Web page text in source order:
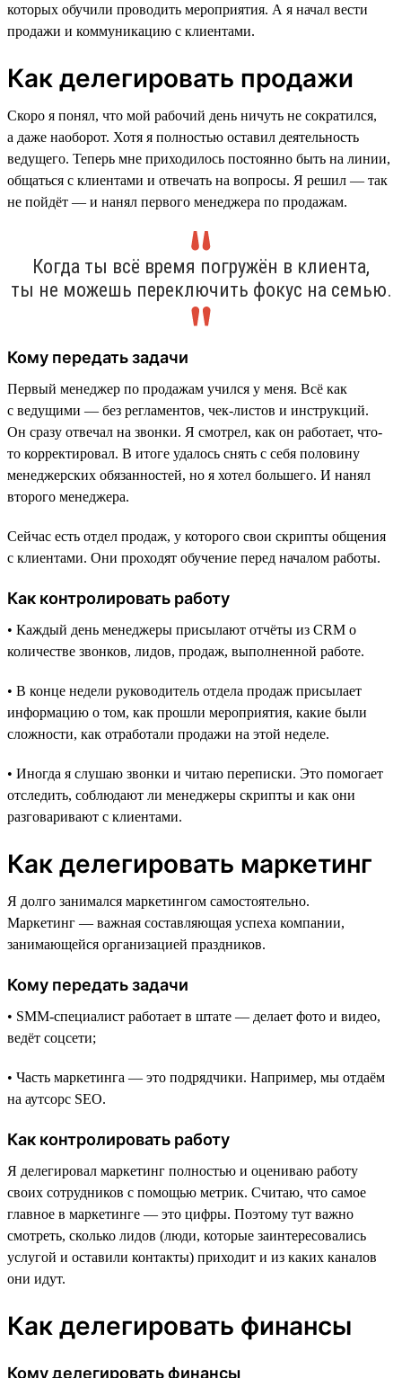
которых обучили проводить мероприятия. А я начал вести
продажи и коммуникацию с клиентами.
Как делегировать продажи
Скоро я понял, что мой рабочий день ничуть не сократился,
а даже наоборот. Хотя я полностью оставил деятельность
ведущего. Теперь мне приходилось постоянно быть на линии,
общаться с клиентами и отвечать на вопросы. Я решил — так
не пойдёт — и нанял первого менеджера по продажам.
Когда ты всё время погружён в клиента,
ты не можешь переключить фокус на семью.
Кому передать задачи
Первый менеджер по продажам учился у меня. Всё как
с ведущими — без регламентов, чек-листов и инструкций.
Он сразу отвечал на звонки. Я смотрел, как он работает, что-
то корректировал. В итоге удалось снять с себя половину
менеджерских обязанностей, но я хотел большего. И нанял
второго менеджера.
Сейчас есть отдел продаж, у которого свои скрипты общения
с клиентами. Они проходят обучение перед началом работы.
Как контролировать работу
• Каждый день менеджеры присылают отчёты из CRM о
количестве звонков, лидов, продаж, выполненной работе.
• В конце недели руководитель отдела продаж присылает
информацию о том, как прошли мероприятия, какие были
сложности, как отработали продажи на этой неделе.
• Иногда я слушаю звонки и читаю переписки. Это помогает
отследить, соблюдают ли менеджеры скрипты и как они
разговаривают с клиентами.
Как делегировать маркетинг
Я долго занимался маркетингом самостоятельно.
Маркетинг — важная составляющая успеха компании,
занимающейся организацией праздников.
Кому передать задачи
• SMM-специалист работает в штате — делает фото и видео,
ведёт соцсети;
• Часть маркетинга — это подрядчики. Например, мы отдаём
на аутсорс SEO.
Как контролировать работу
Я делегировал маркетинг полностью и оцениваю работу
своих сотрудников с помощью метрик. Считаю, что самое
главное в маркетинге — это цифры. Поэтому тут важно
смотреть, сколько лидов (люди, которые заинтересовались
услугой и оставили контакты) приходит и из каких каналов
они идут.
Как делегировать финансы
Кому делегировать финансы